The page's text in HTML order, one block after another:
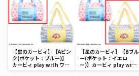
【星のカービィ】【Aピン
ク(ポケット：ブルー)】
カービィ play with ワド
ルディ ボストンバッグ
【星のカービィ】【Bブル
ー(ポケット：イエロ
ー)】カービィ play with
ワドルディ ボストンバッ